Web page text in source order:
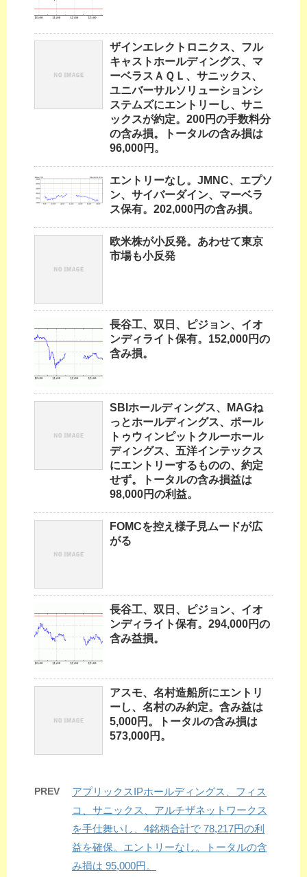
ザインエレクトロニクス、フル
キャストホールディングス、マ
ーベラスＡＱＬ、サニックス、
ユニバーサルソリューションシ
ステムズにエントリーし、サニ
ックスが約定。200円の手数料分
の含み損。トータルの含み損は
96,000円。
エントリーなし。JMNC、エプソ
ン、サイバーダイン、マーベラ
ス保有。202,000円の含み損。
欧米株が小反発。あわせて東京
市場も小反発
長谷工、双日、ピジョン、イオ
ンディライト保有。152,000円の
含み損。
SBIホールディングス、MAGね
っとホールディングス、ポール
トゥウィンピットクルーホール
ディングス、五洋インテックス
にエントリーするものの、約定
せず。トータルの含み損益は
98,000円の利益。
FOMCを控え様子見ムードが広
がる
長谷工、双日、ピジョン、イオ
ンディライト保有。294,000円の
含み益損。
アスモ、名村造船所にエントリ
ーし、名村のみ約定。含み益は
5,000円。トータルの含み損は
573,000円。
PREV
アプリックスIPホールディングス、フィス
コ、サニックス、アルチザネットワークス
を手仕舞いし、4銘柄合計で 78,217円の利
益を確保。エントリーなし。トータルの含
み損は 95,000円。